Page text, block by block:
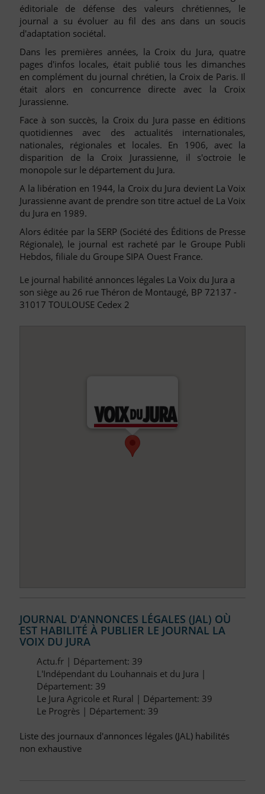
éditoriale de défense des valeurs chrétiennes, le
journal a su évoluer au fil des ans dans un soucis
d'adaptation sociétal.
Dans les premières années, la Croix du Jura, quatre
pages d'infos locales, était publié tous les dimanches
en complément du journal chrétien, la Croix de Paris. Il
était alors en concurrence directe avec la Croix
Jurassienne.
Face à son succès, la Croix du Jura passe en éditions
quotidiennes avec des actualités internationales,
nationales, régionales et locales. En 1906, avec la
disparition de la Croix Jurassienne, il s'octroie le
monopole sur le département du Jura.
A la libération en 1944, la Croix du Jura devient La Voix
Jurassienne avant de prendre son titre actuel de La Voix
du Jura en 1989.
Alors éditée par la SERP (Société des Éditions de Presse
Régionale), le journal est racheté par le Groupe Publi
Hebdos, filiale du Groupe SIPA Ouest France.
Le journal habilité annonces légales La Voix du Jura a
son siège au 26 rue Théron de Montaugé, BP 72137 -
31017 TOULOUSE Cedex 2
JOURNAL D'ANNONCES LÉGALES (JAL) OÙ
EST HABILITÉ À PUBLIER LE JOURNAL LA
VOIX DU JURA
Actu.fr | Département: 39
L'Indépendant du Louhannais et du Jura |
Département: 39
Le Jura Agricole et Rural | Département: 39
Le Progrès | Département: 39
Liste des journaux d'annonces légales (JAL) habilités
non exhaustive